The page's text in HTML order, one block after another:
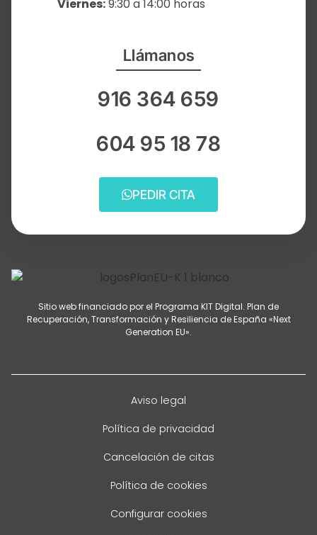
Viernes:9:30 a 14:00 horas
Llámanos
916 364 659
604 95 18 78
PEDIR CITA
Sitio web financiado por el Programa KIT Digital. Plan de
Recuperación, Transformación y Resiliencia de España «Next
Generation EU».
Aviso legal
Política de privacidad
Cancelación de citas
Política de cookies
Configurar cookies